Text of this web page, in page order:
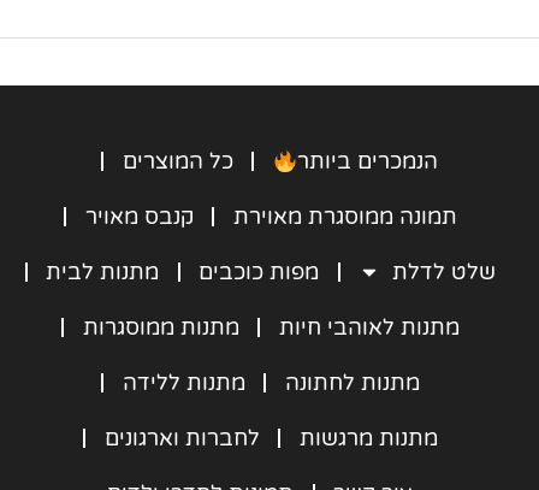
הנמכרים ביותר כל המוצרים
תמונה ממוסגרת מאוירת קנבס מאויר
שלט לדלת מפות כוכבים מתנות לבית
מתנות לאוהבי חיות מתנות ממוסגרות
מתנות לחתונה מתנות ללידה
מתנות מרגשות לחברות וארגונים